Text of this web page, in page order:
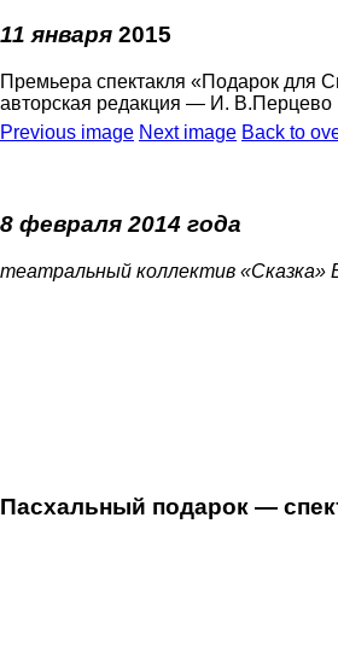
11 января 2015
Премьера спектакля «Подарок для
авторская редакция — И. В.Перцево
Previous image Next image Back to
8 февраля 2014 года
театральный коллектив «Сказка»
Пасхальный подарок —